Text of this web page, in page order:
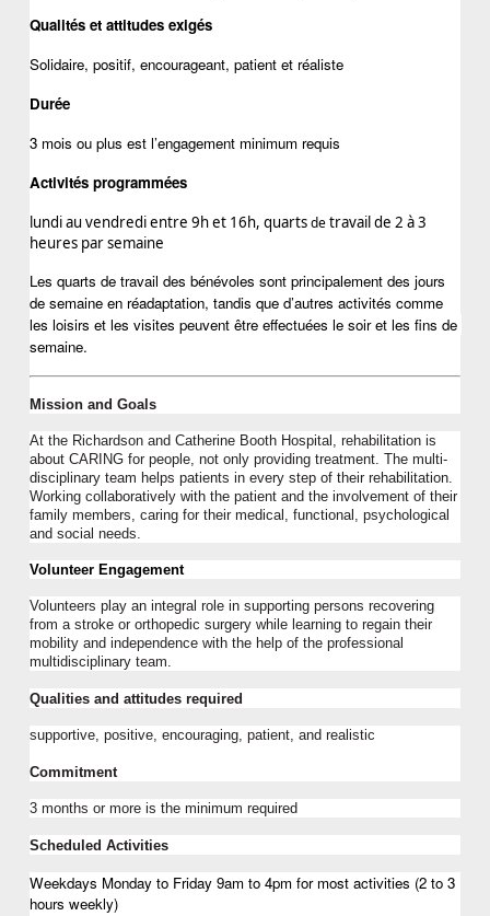
Qualités et attitudes exigés
Solidaire, positif, encourageant, patient et réaliste
Durée
3 mois ou plus est l’engagement minimum requis
Activités programmées
lundi au vendredi entre 9h et 16h, quarts de travail de 2 à 3
heures par semaine
Les quarts de travail des bénévoles sont principalement des jours
de semaine en réadaptation, tandis que d’autres activités comme
les loisirs et les visites peuvent être effectuées le soir et les fins de
semaine.
Mission and Goals
At the Richardson and Catherine Booth Hospital, rehabilitation is
about CARING for people, not only providing treatment. The multi-
disciplinary team helps patients in every step of their rehabilitation.
Working collaboratively with the patient and the involvement of their
family members, caring for their medical, functional, psychol ogical
and social needs.
Volunteer Engagement
Volunteers play an integral role in supporting persons recovering
from a stroke or orthopedic surgery while learning to regain their
mobility and independence with the help of the professional
multidisciplinary team.
Qualities and attitudes required
supportive, positive, encouraging, patient, and realistic
Commitment
3 months or more is the minimum required
Scheduled Activities
Weekdays Monday to Friday 9am to 4pm for most activities (2 to 3
hours weekly)